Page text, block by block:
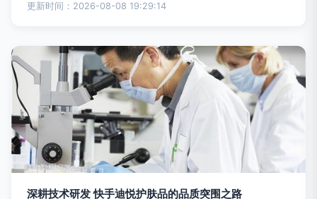
更新时间：2026-08-08 19:29:14
深耕技术研发 快手迪悦护肤品的品质突围之路